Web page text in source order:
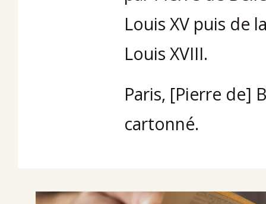
Louis XV puis de
Louis XVIII.
Paris, [Pierre de]
cartonné.